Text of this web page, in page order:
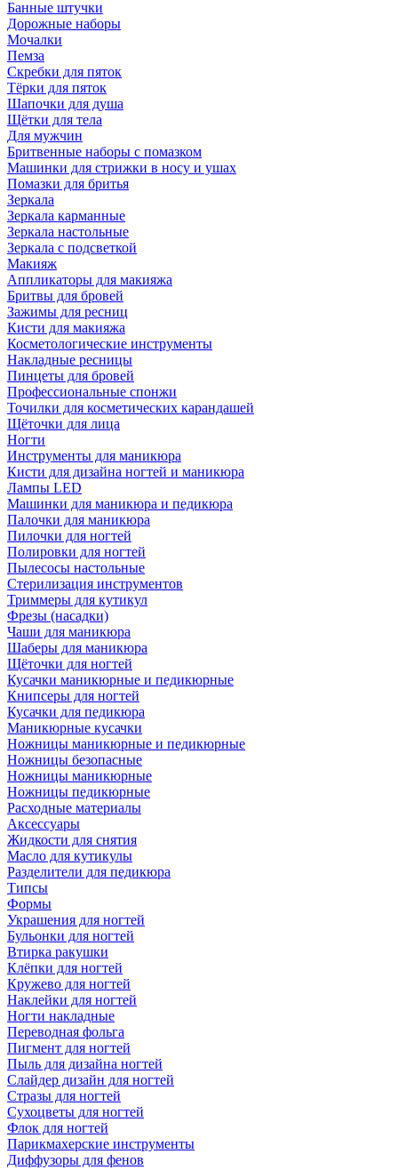
Банные штучки
Дорожные наборы
Мочалки
Пемза
Скребки для пяток
Тёрки для пяток
Шапочки для душа
Щётки для тела
Для мужчин
Бритвенные наборы с помазком
Машинки для стрижки в носу и ушах
Помазки для бритья
Зеркала
Зеркала карманные
Зеркала настольные
Зеркала с подсветкой
Макияж
Аппликаторы для макияжа
Бритвы для бровей
Зажимы для ресниц
Кисти для макияжа
Косметологические инструменты
Накладные ресницы
Пинцеты для бровей
Профессиональные спонжи
Точилки для косметических карандашей
Щёточки для лица
Ногти
Инструменты для маникюра
Кисти для дизайна ногтей и маникюра
Лампы LED
Машинки для маникюра и педикюра
Палочки для маникюра
Пилочки для ногтей
Полировки для ногтей
Пылесосы настольные
Стерилизация инструментов
Триммеры для кутикул
Фрезы (насадки)
Чаши для маникюра
Шаберы для маникюра
Щёточки для ногтей
Кусачки маникюрные и педикюрные
Книпсеры для ногтей
Кусачки для педикюра
Маникюрные кусачки
Ножницы маникюрные и педикюрные
Ножницы безопасные
Ножницы маникюрные
Ножницы педикюрные
Расходные материалы
Аксессуары
Жидкости для снятия
Масло для кутикулы
Разделители для педикюра
Типсы
Формы
Украшения для ногтей
Бульонки для ногтей
Втирка ракушки
Клёпки для ногтей
Кружево для ногтей
Наклейки для ногтей
Ногти накладные
Переводная фольга
Пигмент для ногтей
Пыль для дизайна ногтей
Слайдер дизайн для ногтей
Стразы для ногтей
Сухоцветы для ногтей
Флок для ногтей
Парикмахерские инструменты
Диффузоры для фенов